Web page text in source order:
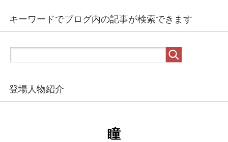
キーワードでブログ内の記事が検索できます
登場人物紹介
瞳